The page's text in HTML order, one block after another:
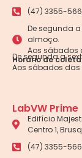
(47) 3355-
De segunda
almoço.
Aos sábados
Horário de coleta
De segunda a
Aos sábados das
LabVW Prime
Edifício
Centro 1,
(47) 3355-